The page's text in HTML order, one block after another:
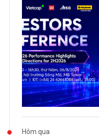
Hôm qua